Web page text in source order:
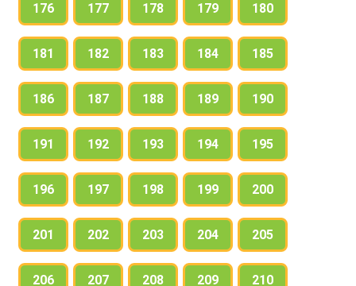
176 177 178 179 180
181 182 183 184 185
186 187 188 189 190
191 192 193 194 195
196 197 198 199 200
201 202 203 204 205
206 207 208 209 210